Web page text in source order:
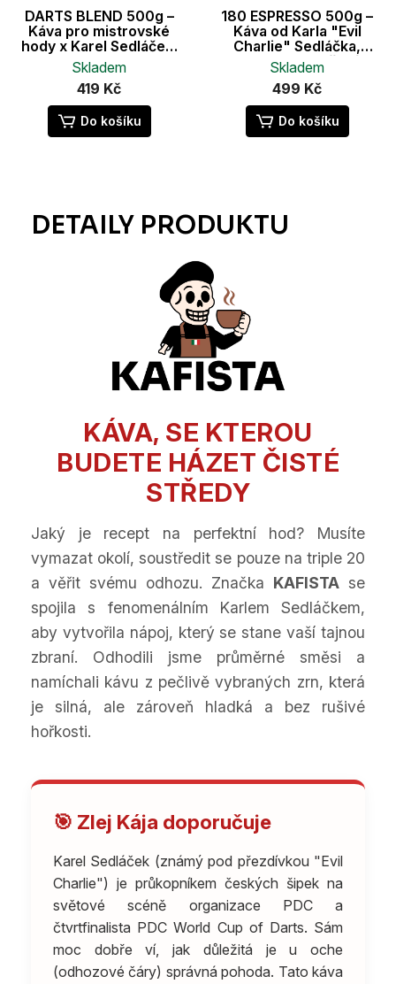
DARTS BLEND 500g –
Káva pro mistrovské
hody x Karel Sedláček,
espresso blend
Skladem
419 Kč
Do košíku
180 ESPRESSO 500g –
Káva od Karla "Evil
Charlie" Sedláčka,
espresso pražení
Skladem
499 Kč
Do košíku
KÁVA, SE KTEROU
BUDETE HÁZET ČISTÉ
STŘEDY
Jaký je recept na perfektní hod? Musíte
vymazat okolí, soustředit se pouze na triple 20
a věřit svému odhozu. Značka KAFISTA se
spojila s fenomenálním Karlem Sedláčkem,
aby vytvořila nápoj, který se stane vaší tajnou
zbraní. Odhodili jsme průměrné směsi a
namíchali kávu z pečlivě vybraných zrn, která
je silná, ale zároveň hladká a bez rušivé
hořkosti.
🎯 Zlej Kája doporučuje
Karel Sedláček (známý pod přezdívkou "Evil
Charlie") je průkopníkem českých šipek na
světové scéně organizace PDC a
čtvrtfinalista PDC World Cup of Darts. Sám
moc dobře ví, jak důležitá je u oche
(odhozové čáry) správná pohoda. Tato káva